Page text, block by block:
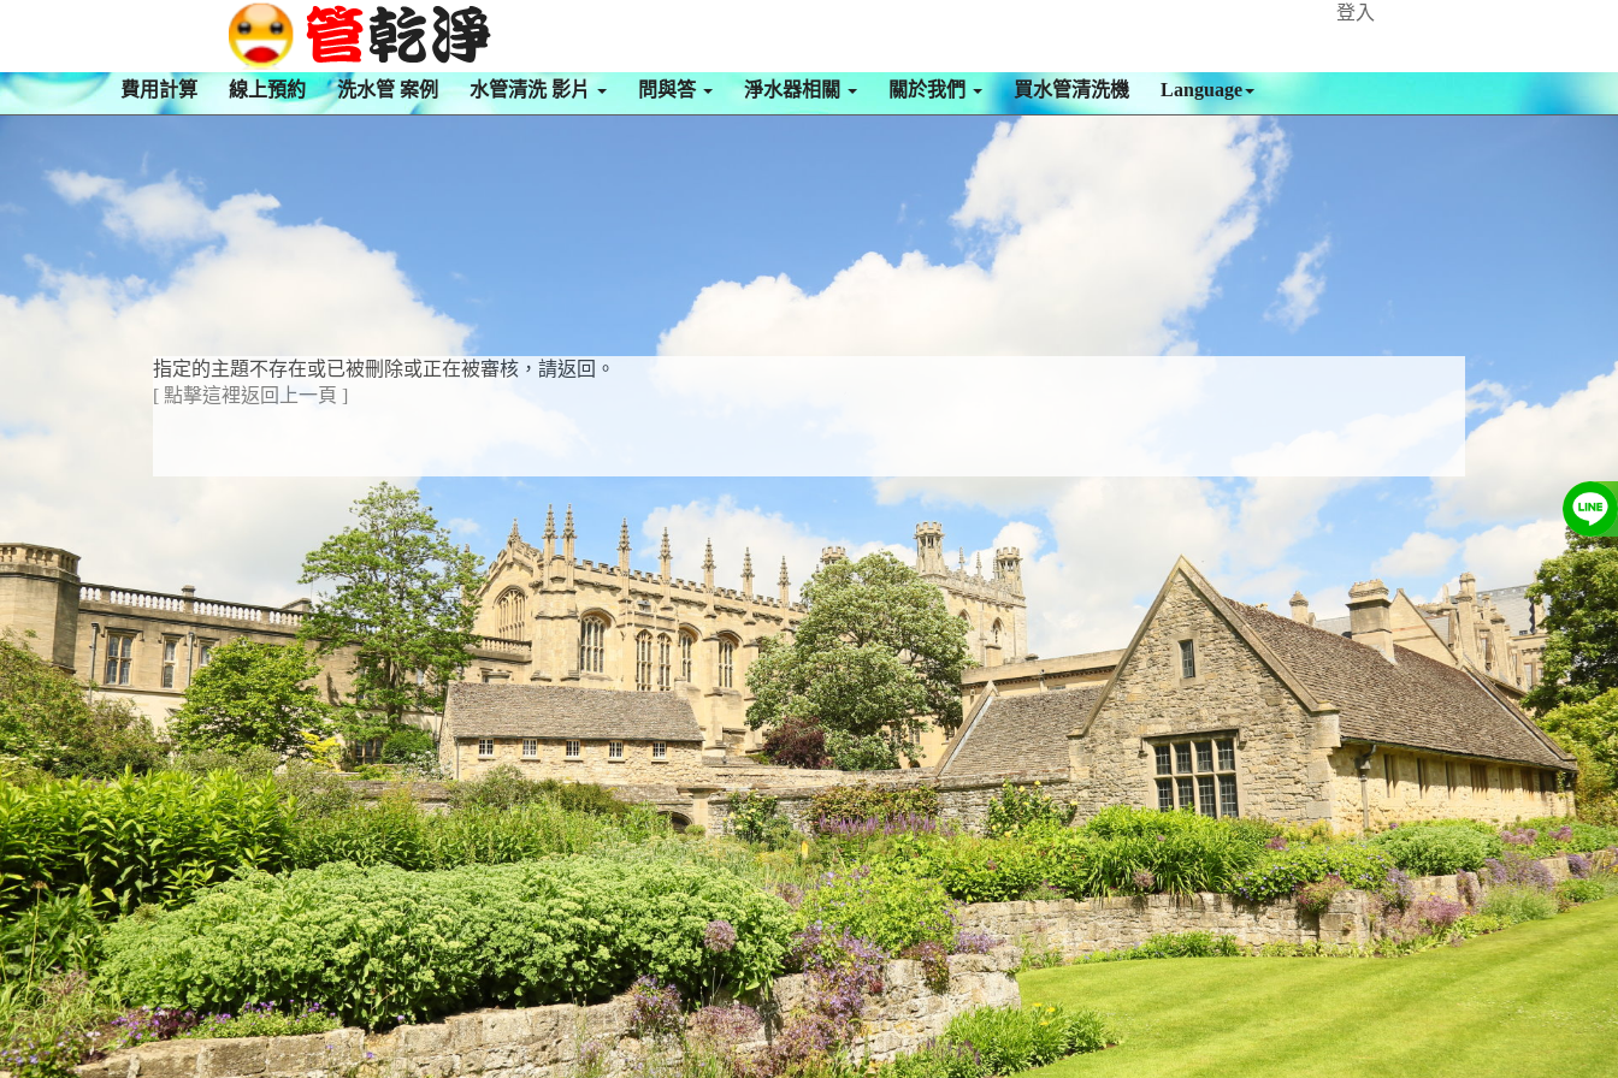
登入
費用計算 線上預約 洗水管 案例 水管清洗 影片 問與答 淨水器相關 關於我們 買水管清洗機 Language
指定的主題不存在或已被刪除或正在被審核，請返回。
[ 點擊這裡返回上一頁 ]